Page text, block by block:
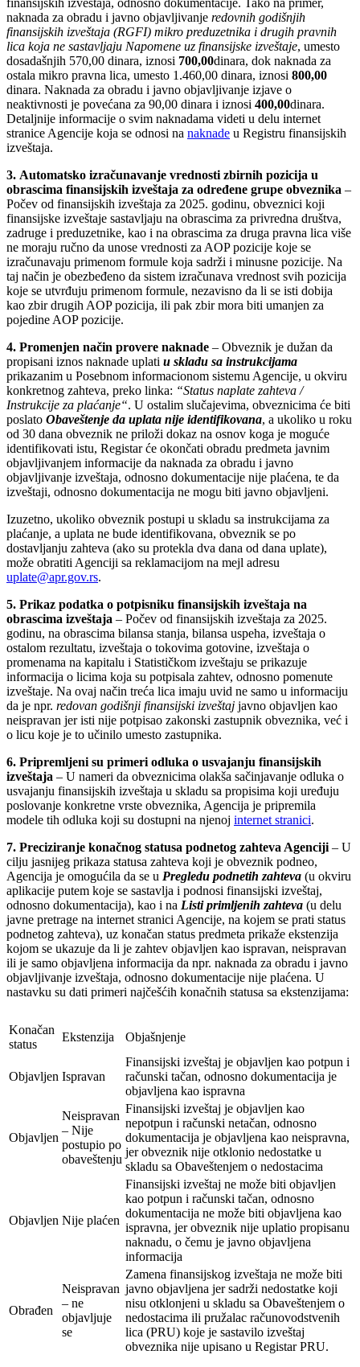
finansijskih izveštaja, odnosno dokumentacije. Tako na primer,
naknada za obradu i javno objavljivanje redovnih godišnjih
finansijskih izveštaja (RGFI) mikro preduzetnika i drugih pravnih
lica koja ne sastavljaju Napomene uz finansijske izveštaje, umesto
dosadašnjih 570,00 dinara, iznosi 700,00dinara, dok naknada za
ostala mikro pravna lica, umesto 1.460,00 dinara, iznosi 800,00
dinara. Naknada za obradu i javno objavljivanje izjave o
neaktivnosti je povećana za 90,00 dinara i iznosi 400,00dinara.
Detaljnije informacije o svim naknadama videti u delu internet
stranice Agencije koja se odnosi na naknade u Registru finansijskih
izveštaja.
3. Automatsko izračunavanje vrednosti zbirnih pozicija u
obrascima finansijskih izveštaja za određene grupe obveznika –
Počev od finansijskih izveštaja za 2025. godinu, obveznici koji
finansijske izveštaje sastavljaju na obrascima za privredna društva,
zadruge i preduzetnike, kao i na obrascima za druga pravna lica više
ne moraju ručno da unose vrednosti za AOP pozicije koje se
izračunavaju primenom formule koja sadrži i minusne pozicije. Na
taj način je obezbeđeno da sistem izračunava vrednost svih pozicija
koje se utvrđuju primenom formule, nezavisno da li se isti dobija
kao zbir drugih AOP pozicija, ili pak zbir mora biti umanjen za
pojedine AOP pozicije.
4. Promenjen način provere naknade – Obveznik je dužan da
propisani iznos naknade uplati u skladu sa instrukcijama
prikazanim u Posebnom informacionom sistemu Agencije, u okviru
konkretnog zahteva, preko linka: “Status naplate zahteva /
Instrukcije za plaćanje“. U ostalim slučajevima, obveznicima će biti
poslato Obaveštenje da uplata nije identifikovana, a ukoliko u roku
od 30 dana obveznik ne priloži dokaz na osnov koga je moguće
identifikovati istu, Registar će okončati obradu predmeta javnim
objavljivanjem informacije da naknada za obradu i javno
objavljivanje izveštaja, odnosno dokumentacije nije plaćena, te da
izveštaji, odnosno dokumentacija ne mogu biti javno objavljeni.
Izuzetno, ukoliko obveznik postupi u skladu sa instrukcijama za
plaćanje, a uplata ne bude identifikovana, obveznik se po
dostavljanju zahteva (ako su protekla dva dana od dana uplate),
može obratiti Agenciji sa reklamacijom na mejl adresu
uplate@apr.gov.rs.
5. Prikaz podatka o potpisniku finansijskih izveštaja na
obrascima izveštaja – Počev od finansijskih izveštaja za 2025.
godinu, na obrascima bilansa stanja, bilansa uspeha, izveštaja o
ostalom rezultatu, izveštaja o tokovima gotovine, izveštaja o
promenama na kapitalu i Statističkom izveštaju se prikazuje
informacija o licima koja su potpisala zahtev, odnosno pomenute
izveštaje. Na ovaj način treća lica imaju uvid ne samo u informaciju
da je npr. redovan godišnji finansijski izveštaj javno objavljen kao
neispravan jer isti nije potpisao zakonski zastupnik obveznika, već i
o licu koje je to učinilo umesto zastupnika.
6. Pripremljeni su primeri odluka o usvajanju finansijskih
izveštaja – U nameri da obveznicima olakša sačinjavanje odluka o
usvajanju finansijskih izveštaja u skladu sa propisima koji uređuju
poslovanje konkretne vrste obveznika, Agencija je pripremila
modele tih odluka koji su dostupni na njenoj internet stranici.
7. Preciziranje konačnog statusa podnetog zahteva Agenciji – U
cilju jasnijeg prikaza statusa zahteva koji je obveznik podneo,
Agencija je omogućila da se u Pregledu podnetih zahteva (u okviru
aplikacije putem koje se sastavlja i podnosi finansijski izveštaj,
odnosno dokumentacija), kao i na Listi primljenih zahteva (u delu
javne pretrage na internet stranici Agencije, na kojem se prati status
podnetog zahteva), uz konačan status predmeta prikaže ekstenzija
kojom se ukazuje da li je zahtev objavljen kao ispravan, neispravan
ili je samo objavljena informacija da npr. naknada za obradu i javno
objavljivanje izveštaja, odnosno dokumentacije nije plaćena. U
nastavku su dati primeri najčešćih konačnih statusa sa ekstenzijama:
Konačan
status
Ekstenzija Objašnjenje
Objavljen Ispravan
Finansijski izveštaj je objavljen kao potpun i
računski tačan, odnosno dokumentacija je
objavljena kao ispravna
Objavljen
Neispravan
– Nije
postupio po
obaveštenju
Finansijski izveštaj je objavljen kao
nepotpun i računski netačan, odnosno
dokumentacija je objavljena kao neispravna,
jer obveznik nije otklonio nedostatke u
skladu sa Obaveštenjem o nedostacima
Objavljen Nije plaćen
Finansijski izveštaj ne može biti objavljen
kao potpun i računski tačan, odnosno
dokumentacija ne može biti objavljena kao
ispravna, jer obveznik nije uplatio propisanu
naknadu, o čemu je javno objavljena
informacija
Obrađen
Neispravan
– ne
objavljuje
se
Zamena finansijskog izveštaja ne može biti
javno objavljena jer sadrži nedostatke koji
nisu otklonjeni u skladu sa Obaveštenjem o
nedostacima ili pružalac računovodstvenih
lica (PRU) koje je sastavilo izveštaj
obveznika nije upisano u Registar PRU.